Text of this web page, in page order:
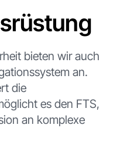
bieten wir auch
an.
die
es den FTS,
an komplexe